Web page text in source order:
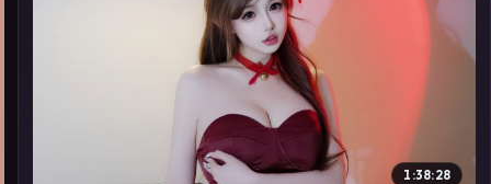
▶
1:38:28